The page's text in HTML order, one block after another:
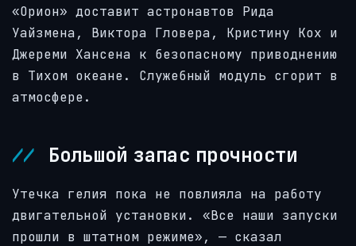
«Орион» доставит астронавтов Рида
Уайзмена, Виктора Гловера, Кристину Кох и
Джереми Хансена к безопасному приводнению
в Тихом океане. Служебный модуль сгорит в
атмосфере.
Большой запас прочности
Утечка гелия пока не повлияла на работу
двигательной установки. «Все наши запуски
прошли в штатном режиме», — сказал